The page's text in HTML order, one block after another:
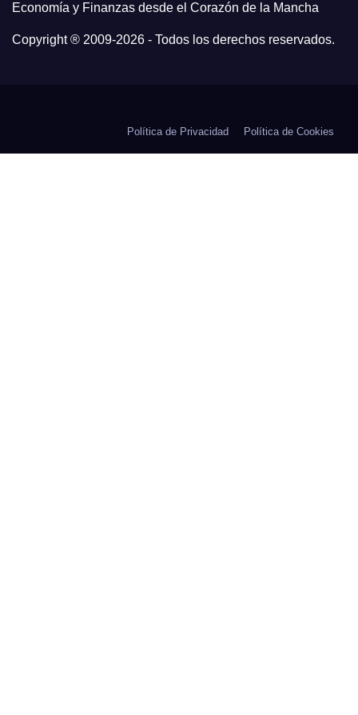
Economía y Finanzas desde el Corazón de la Mancha
Copyright ® 2009-2026 - Todos los derechos reservados.
Política de Privacidad Política de Cookies